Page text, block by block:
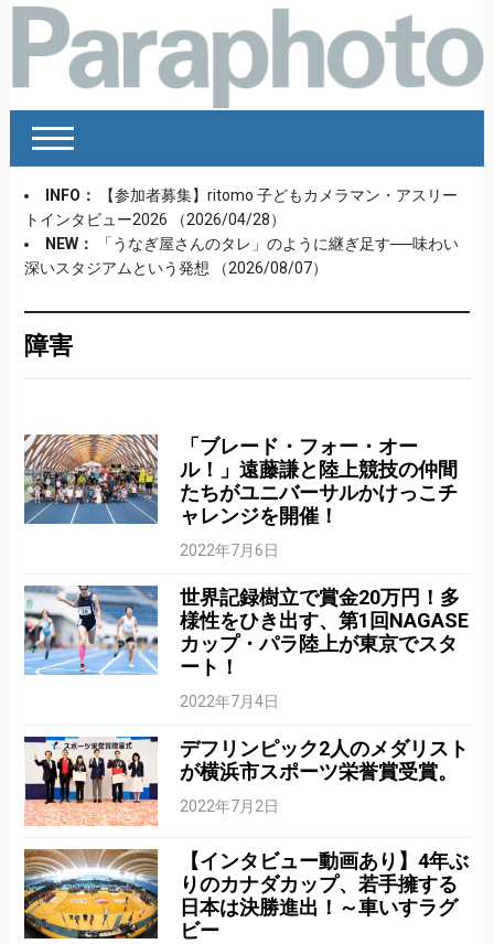
INFO：
【参加者募集】ritomo 子どもカメラマン・アスリー
トインタビュー2026
（2026/04/28）
NEW：
「うなぎ屋さんのタレ」のように継ぎ足す──味わい
深いスタジアムという発想
（2026/08/07）
障害
「ブレード・フォー・オー
ル！」遠藤謙と陸上競技の仲間
たちがユニバーサルかけっこチ
ャレンジを開催！
2022年7月6日
世界記録樹立で賞金20万円！多
様性をひき出す、第1回NAGASE
カップ・パラ陸上が東京でスタ
ート！
2022年7月4日
デフリンピック2人のメダリスト
が横浜市スポーツ栄誉賞受賞。
2022年7月2日
【インタビュー動画あり】4年ぶ
りのカナダカップ、若手擁する
日本は決勝進出！～車いすラグ
ビー